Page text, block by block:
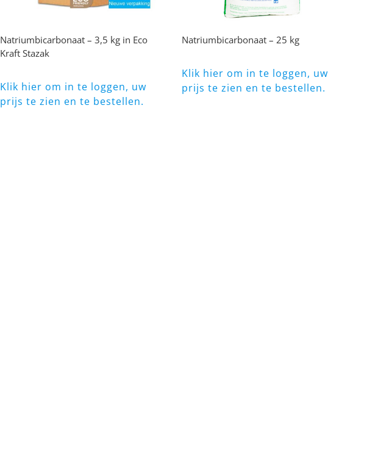
Natriumbicarbonaat – 3,5 kg in Eco
Kraft Stazak
Klik hier om in te loggen, uw
prijs te zien en te bestellen.
Natriumbicarbonaat – 25 kg
Klik hier om in te loggen, uw
prijs te zien en te bestellen.